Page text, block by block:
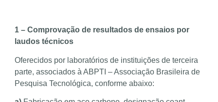
1 – Comprovação de resultados de ensaios por
laudos técnicos
Oferecidos por laboratórios de instituições de terceira
parte, associados à ABPTI – Associação Brasileira de
Pesquisa Tecnológica, conforme abaixo: